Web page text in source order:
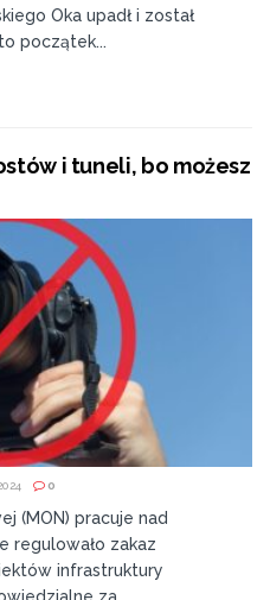
Oka upadł i został
początek...
i tuneli, bo możesz
0
(MON) pracuje nad
regulowało zakaz
infrastruktury